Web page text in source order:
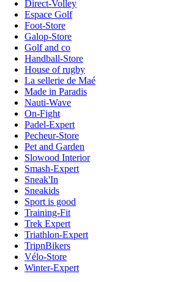
Direct-Volley
Espace Golf
Foot-Store
Galop-Store
Golf and co
Handball-Store
House of rugby
La sellerie de Maé
Made in Paradis
Nauti-Wave
On-Fight
Padel-Expert
Pecheur-Store
Pet and Garden
Slowood Interior
Smash-Expert
Sneak'In
Sneakids
Sport is good
Training-Fit
Trek Expert
Triathlon-Expert
TripnBikers
Vélo-Store
Winter-Expert